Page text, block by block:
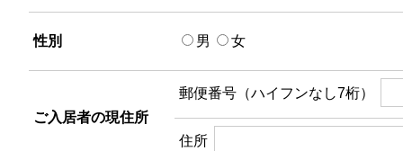
性別 男 女
ご入居者の現住所
郵便番号（ハイフンなし7桁）
住所